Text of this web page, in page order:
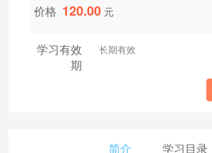
价格 120.00 元
学习有效
期
长期有效
简介 学习目录